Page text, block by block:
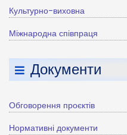
Культурно-виховна
Міжнародна співпраця
Документи
Обговорення проєктів
Нормативні документи